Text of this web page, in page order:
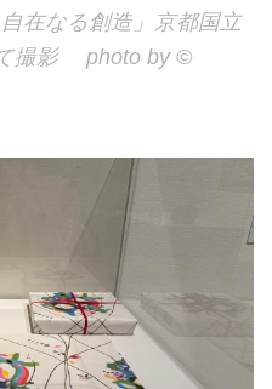
在なる創造」京都国立
て撮影 photo by ©